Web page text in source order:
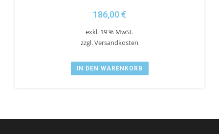
186,00€
exkl. 19 % MwSt.
zzgl.Versandkosten
IN DEN WARENKORB